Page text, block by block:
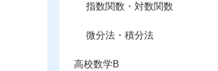
指数関数・対数関数
微分法・積分法
高校数学B